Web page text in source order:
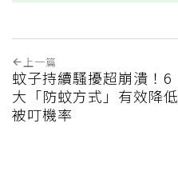
上一篇
蚊子持續騷擾超崩潰！6
大「防蚊方式」有效降低
被叮機率